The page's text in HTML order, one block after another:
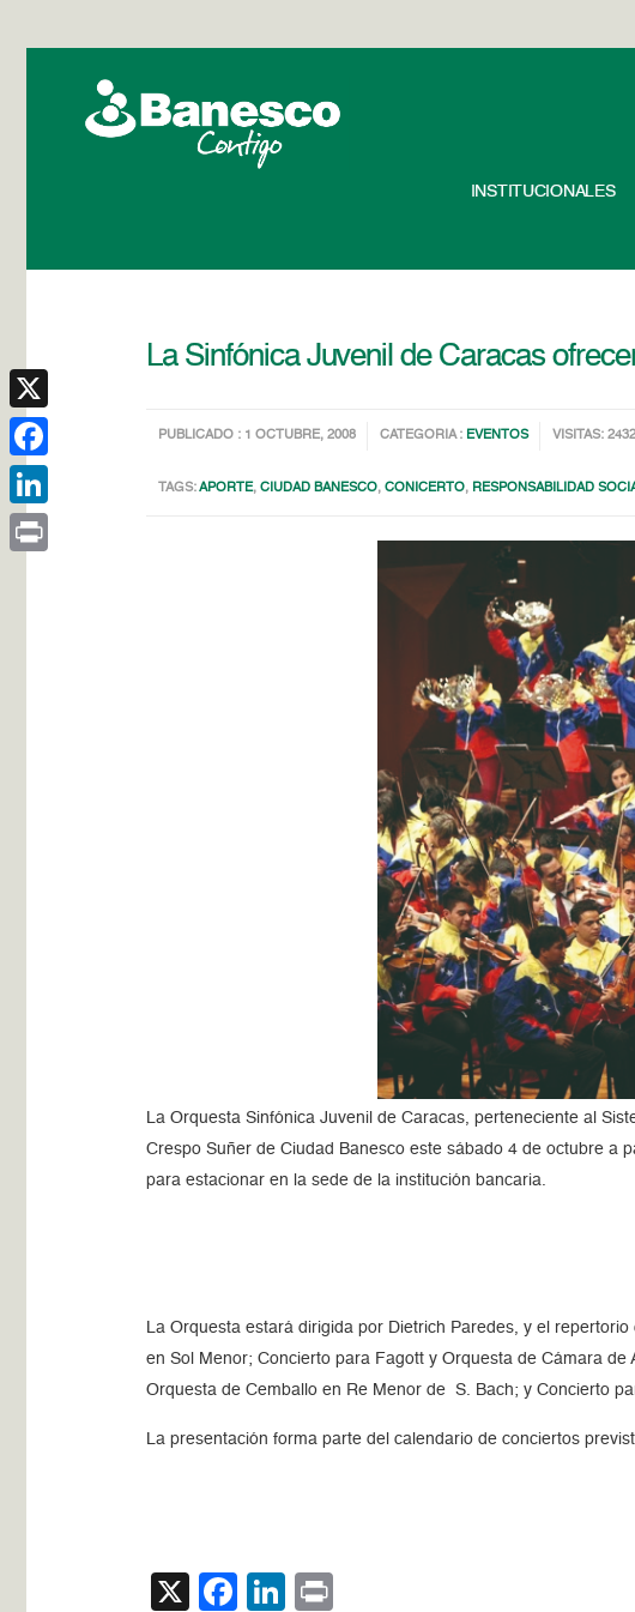
INSTITUCIONALES
La Sinfónica Juvenil de Caracas
PUBLICADO : 1 OCTUBRE, 2008 CATEGORIA : EVENTOS VISITAS: 2432
TAGS:APORTE,CIUDAD BANESCO,CONICERTO, RESPONSABILIDAD
La Orquesta Sinfónica Juvenil de Caracas, perteneciente al
Crespo Suñer de Ciudad Banesco este sábado 4 de octubre a
para estacionar en la sede de la institución bancaria.
La Orquesta estará dirigida por Dietrich Paredes, y el
en Sol Menor; Concierto para Fagott y Orquesta de Cámara
Orquesta de Cemballo en Re Menor de S. Bach; y Concierto
La presentación forma parte del calendario de conciertos
X Facebook
LinkedIn
X
Facebook
LinkedIn